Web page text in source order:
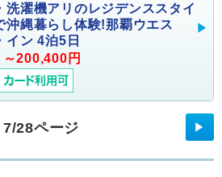
洗濯機アリのレジデンススタイ
沖縄暮らし体験!那覇ウエス
イン 4泊5日
200,400円
7/28ページ ▶